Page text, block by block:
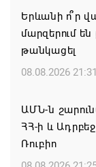
Երևանի ո՞ր
մարզերում
թանկացել
08.08.2026 21:31
ԱՄՆ-ն
ՀՀ-ի և
Ռուբիո